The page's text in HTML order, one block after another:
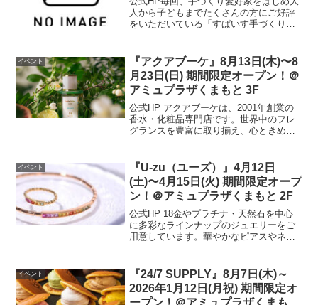
人から子どもまでたくさんの方にご好評
をいただいている「すぱいす手づくりフ
で開催します。皆様に安心し、楽しんで
ご参加いた...
イベント
『アクアブーケ』8月13日(木)〜8
月23日(日) 期間限定オープン！＠
アミュプラザくまもと 3F
公式HP アクアブーケは、2001年創業の
香水・化粧品専門店です。世界中のフレ
グランスを豊富に取り揃え、心ときめく
イベント
『U-zu（ユーズ）』4月12日
(土)〜4月15日(火) 期間限定オープ
ン！＠アミュプラザくまもと 2F
公式HP 18金やプラチナ・天然石を中心
に多彩なラインナップのジュエリーをご
用意しています。華やかなピアスやネッ
イベント
『24/7 SUPPLY』8月7日(木)～
2026年1月12日(月祝) 期間限定オ
ープン！＠アミュプラザくまもと